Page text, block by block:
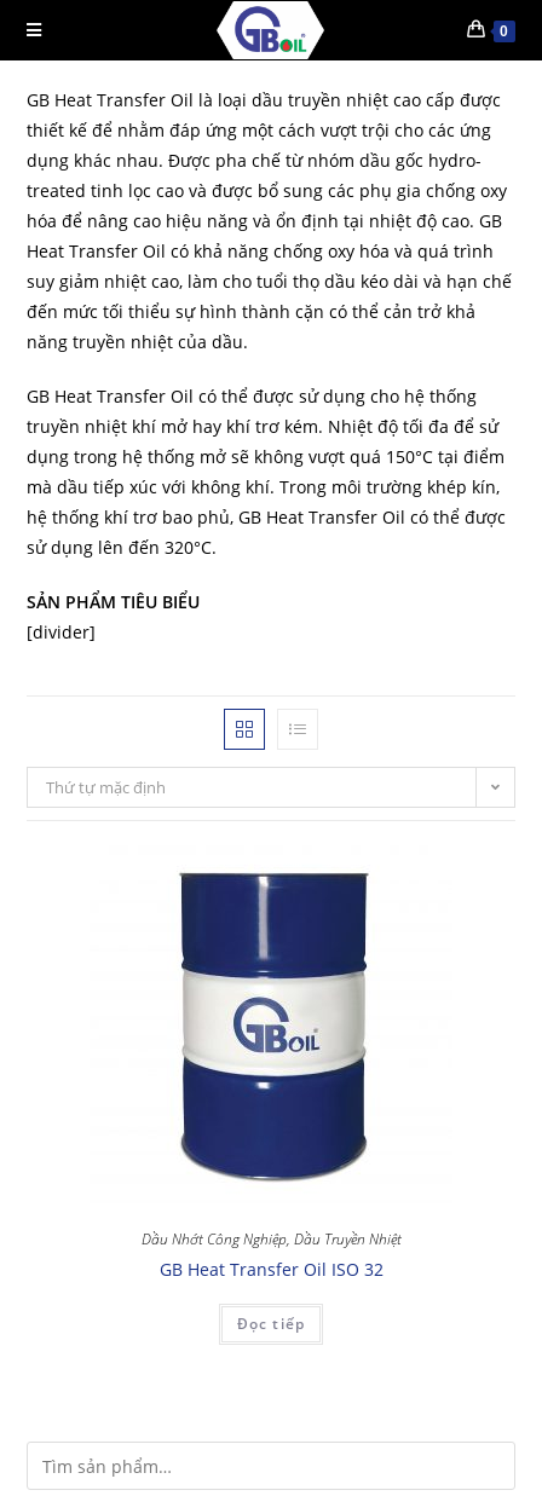
0
GB Heat Transfer Oil là loại dầu truyền nhiệt cao cấp được
thiết kế để nhằm đáp ứng một cách vượt trội cho các ứng
dụng khác nhau. Được pha chế từ nhóm dầu gốc hydro-
treated tinh lọc cao và được bổ sung các phụ gia chống oxy
hóa để nâng cao hiệu năng và ổn định tại nhiệt độ cao. GB
Heat Transfer Oil có khả năng chống oxy hóa và quá trình
suy giảm nhiệt cao, làm cho tuổi thọ dầu kéo dài và hạn chế
đến mức tối thiểu sự hình thành cặn có thể cản trở khả
năng truyền nhiệt của dầu.
GB Heat Transfer Oil có thể được sử dụng cho hệ thống
truyền nhiệt khí mở hay khí trơ kém. Nhiệt độ tối đa để sử
dụng trong hệ thống mở sẽ không vượt quá 150°C tại điểm
mà dầu tiếp xúc với không khí. Trong môi trường khép kín,
hệ thống khí trơ bao phủ, GB Heat Transfer Oil có thể được
sử dụng lên đến 320°C.
SẢN PHẨM TIÊU BIỂU
[divider]
Thứ tự mặc định
Dầu Nhớt Công Nghiệp, Dầu Truyền Nhiệt
GB Heat Transfer Oil ISO 32
Đọc tiếp